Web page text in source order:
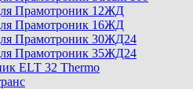
Прамотроник 12ЖД
Прамотроник 16ЖД
Прамотроник 30ЖД24
Прамотроник 35ЖД24
ELT 32 Thermo